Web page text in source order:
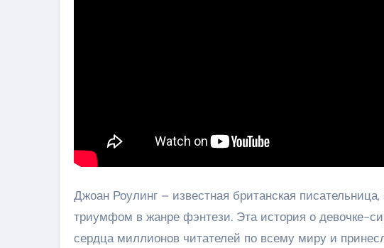
Джоан Роулинг – известная британская
триумфом в жанре фэнтези. Эта история о девочке-
сердца миллионов читателей по всему миру и